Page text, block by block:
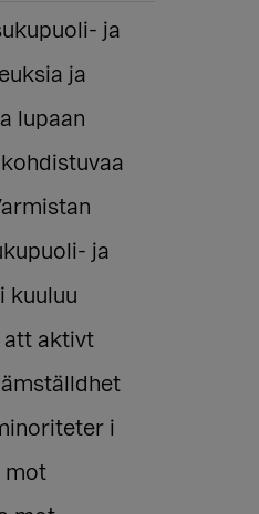
ja
ja
lupaan
ja
kuuluu
att aktivt
i
mot